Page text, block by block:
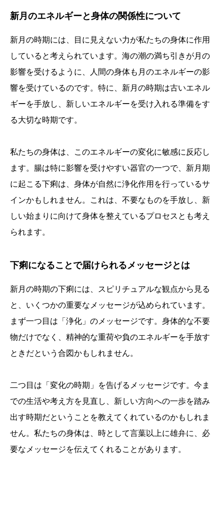
新月のエネルギーと身体の関係性について
新月の時期には、目に見えない力が私たちの身体に作用
していると考えられています。海の潮の満ち引きが月の
影響を受けるように、人間の身体も月のエネルギーの影
響を受けているのです。特に、新月の時期は古いエネル
ギーを手放し、新しいエネルギーを受け入れる準備をす
る大切な時期です。
私たちの身体は、このエネルギーの変化に敏感に反応し
ます。腸は特に影響を受けやすい器官の一つで、新月期
に起こる下痢は、身体が自然に浄化作用を行っているサ
インかもしれません。これは、不要なものを手放し、新
しい始まりに向けて身体を整えているプロセスとも考え
られます。
下痢になることで届けられるメッセージとは
新月の時期の下痢には、スピリチュアルな観点から見る
と、いくつかの重要なメッセージが込められています。
まず一つ目は「浄化」のメッセージです。身体的な不要
物だけでなく、精神的な重荷や負のエネルギーを手放す
ときだという合図かもしれません。
二つ目は「変化の時期」を告げるメッセージです。今ま
での生活や考え方を見直し、新しい方向への一歩を踏み
出す時期だということを教えてくれているのかもしれま
せん。私たちの身体は、時として言葉以上に雄弁に、必
要なメッセージを伝えてくれることがあります。